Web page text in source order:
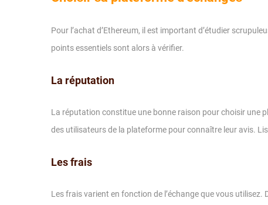
Pour l’achat d’Ethereum, il est important d’étudier
points essentiels sont alors à vérifier.
La réputation
La réputation constitue une bonne raison pour choisir une
des utilisateurs de la plateforme pour connaître leur avis.
Les frais
Les frais varient en fonction de l’échange que vous